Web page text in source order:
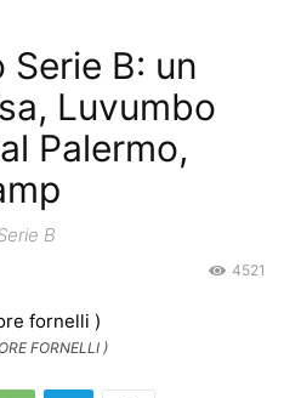
B: un
Luvumbo
Palermo,
B
4521
FORNELLI )